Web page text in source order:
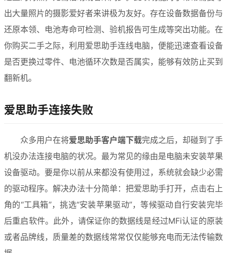
出大量照片的摄影爱好者来讲极为友好。存在设备数据备份与
还原本领、电池寿命可检测、验机报告可生成等突出功能。在
你购买二手之际，利用爱思助手连线电脑，便能迅速查看设备
是否更换过零件、电池循环次数是否属实，能够有效防止买到
翻新机。
爱思助手连接失败
众多用户在将爱思助手客户端下载完成之后，却碰到了手
机没办法连接电脑的状况。最为常见的缘由是电脑未安装苹果
设备驱动。要是你以前从来都没有使用过，系统就会缺少必需
的驱动程序。解决办法十分简单：把爱思助手打开，点击右上
角的“工具箱”，挑选“安装苹果驱动”，等候驱动自行安装完毕
后重启软件。此外，请保证你的数据线是经过MFi认证的原装
或者品牌线，质量差的数据线常常仅仅能够充电而无法传输数